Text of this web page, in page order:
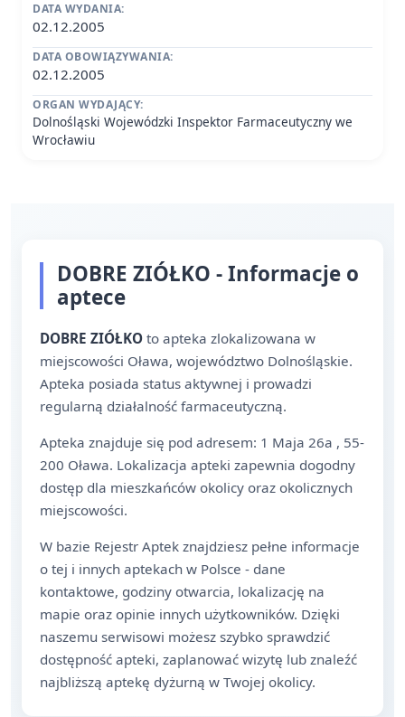
DATA WYDANIA:
02.12.2005
DATA OBOWIĄZYWANIA:
02.12.2005
ORGAN WYDAJĄCY:
Dolnośląski Wojewódzki Inspektor Farmaceutyczny we
Wrocławiu
DOBRE ZIÓŁKO - Informacje o
aptece
DOBRE ZIÓŁKO to apteka zlokalizowana w
miejscowości Oława, województwo Dolnośląskie.
Apteka posiada status aktywnej i prowadzi
regularną działalność farmaceutyczną.
Apteka znajduje się pod adresem: 1 Maja 26a , 55-
200 Oława. Lokalizacja apteki zapewnia dogodny
dostęp dla mieszkańców okolicy oraz okolicznych
miejscowości.
W bazie Rejestr Aptek znajdziesz pełne informacje
o tej i innych aptekach w Polsce - dane
kontaktowe, godziny otwarcia, lokalizację na
mapie oraz opinie innych użytkowników. Dzięki
naszemu serwisowi możesz szybko sprawdzić
dostępność apteki, zaplanować wizytę lub znaleźć
najbliższą aptekę dyżurną w Twojej okolicy.